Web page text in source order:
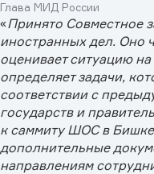
Глава МИД России
«Принято Совместное
иностранных дел. Оно
оценивает ситуацию
определяет задачи,
соответствии с
государств и
к саммиту ШОС в
дополнительные
направлениям